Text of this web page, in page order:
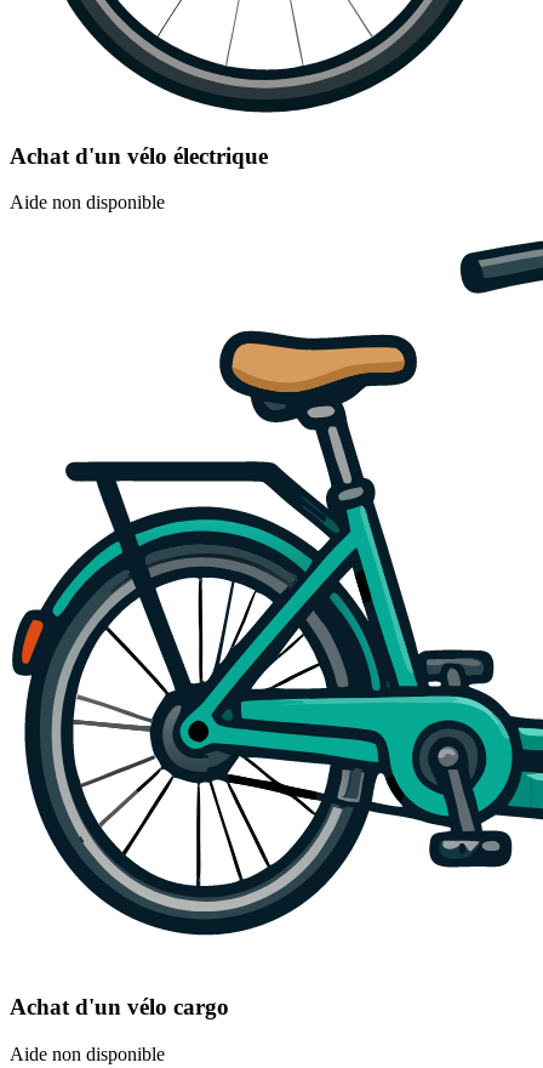
Achat d'un vélo électrique
Aide non disponible
Achat d'un vélo cargo
Aide non disponible